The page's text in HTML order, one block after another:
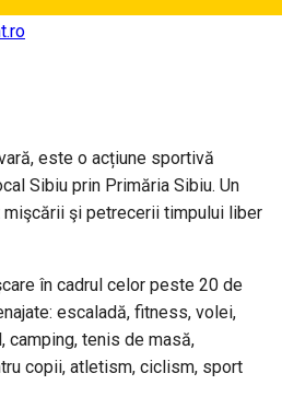
este o acțiune sportivă
Sibiu prin Primăria Sibiu. Un
şi petrecerii timpului liber
în cadrul celor peste 20 de
escaladă, fitness, volei,
camping, tenis de masă,
copii, atletism, ciclism, sport